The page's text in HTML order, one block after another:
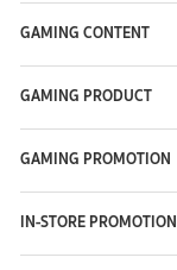
GAMING CONTENT
GAMING PRODUCT
GAMING PROMOTION
IN-STORE PROMOTION